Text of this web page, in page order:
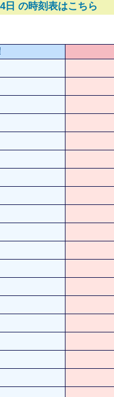
日 の時刻表はこちら